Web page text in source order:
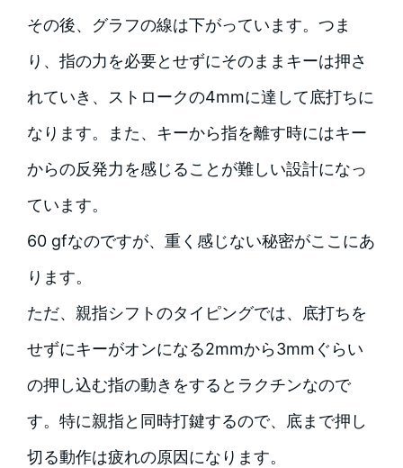
その後、グラフの線は下がっています。つま
り、指の力を必要とせずにそのままキーは押さ
れていき、ストロークの4mmに達して底打ちに
なります。また、キーから指を離す時にはキー
からの反発力を感じることが難しい設計になっ
ています。
60 gfなのですが、重く感じない秘密がここにあ
ります。
ただ、親指シフトのタイピングでは、底打ちを
せずにキーがオンになる2mmから3mmぐらい
の押し込む指の動きをするとラクチンなので
す。特に親指と同時打鍵するので、底まで押し
切る動作は疲れの原因になります。